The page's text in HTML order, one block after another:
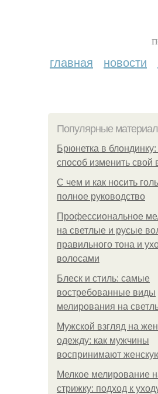
главная новости
Популярные
Брюнетка в блондинку:
способ изменить свой
С чем и как носить
полное руководство
Профессиональное
на светлые и русые
правильного тона и
волосами
Блеск и стиль: самые
востребованные виды
мелирования на
Мужской взгляд на
одежду: как мужчины
воспринимают
Мелкое мелирование
стрижку: подход к